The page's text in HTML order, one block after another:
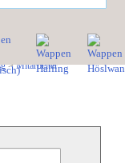
>Mitarbeiter